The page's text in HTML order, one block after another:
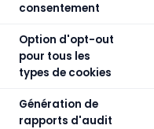
consentement
Option d'opt-out
pour tous les
types de cookies
Génération de
rapports d'audit